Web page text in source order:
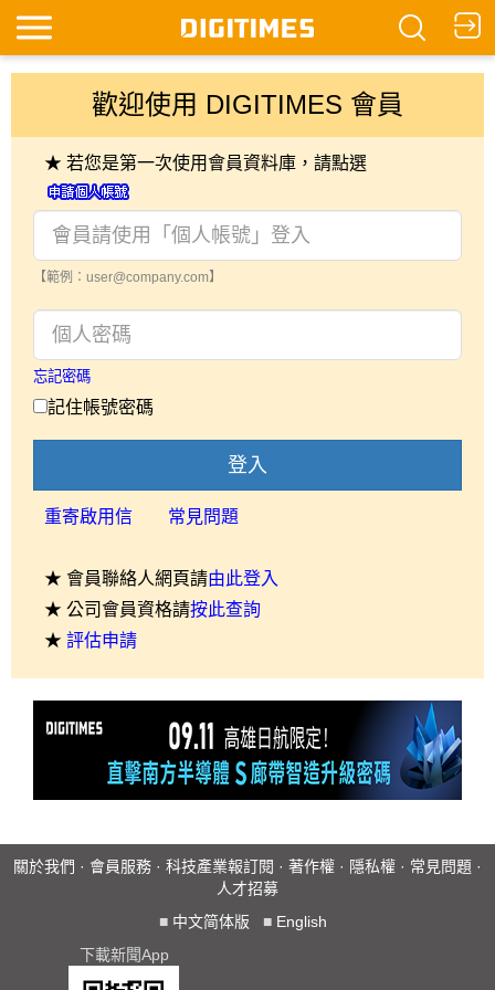
歡迎使用 DIGITIMES 會員
★ 若您是第一次使用會員資料庫，請點選
【範例：user@company.com】
忘記密碼
記住帳號密碼
登入
重寄啟用信 常見問題
★ 會員聯絡人網頁請由此登入
★ 公司會員資格請按此查詢
★ 評估申請
關於我們 · 會員服務 · 科技產業報訂閱 · 著作權 · 隱私權 · 常見問題 ·
人才招募
■ 中文简体版 ■ English
下載新聞App